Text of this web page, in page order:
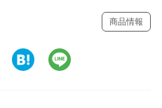
商品情報